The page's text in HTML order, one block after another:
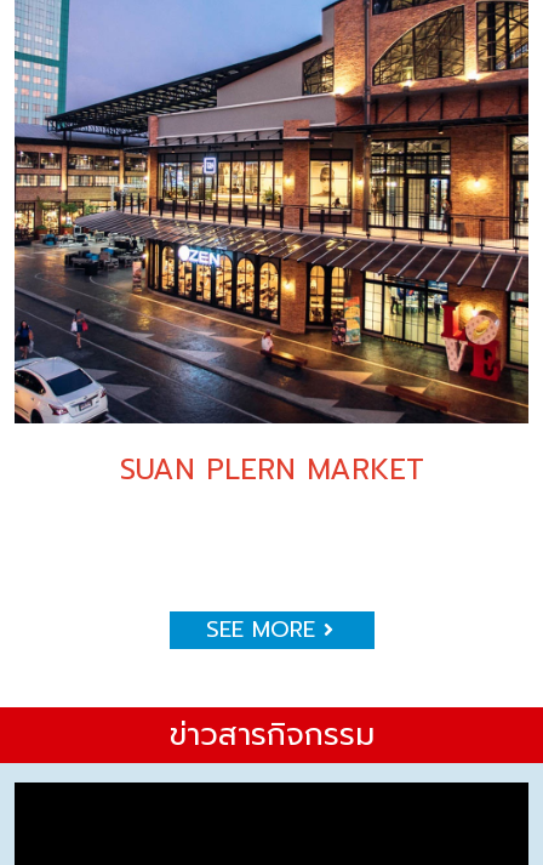
SUAN PLERN MARKET
SEE MORE
ข่าวสารกิจกรรม